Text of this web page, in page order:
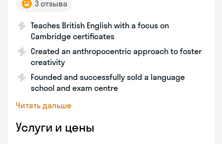
3 отзыва
Teaches British English with a focus on
Cambridge certificates
Created an anthropocentric approach to foster
creativity
Founded and successfully sold a language
school and exam centre
Читать дальше
Услуги и цены